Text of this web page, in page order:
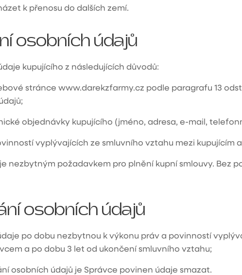
k přenosu do dalších zemí.
osobních údajů
kupujícího z následujících důvodů:
stránce www.darekzfarmy.cz podle paragrafu 13
objednávky kupujícího (jméno, adresa, e-mail,
vyplývajících ze smluvního vztahu mezi kupujícím
nezbytným požadavkem pro plnění kupní smlouvy. Bez
osobních údajů
po dobu nezbytnou k výkonu práv a povinností
a po dobu 3 let od ukončení smluvního vztahu;
osobních údajů je Správce povinen údaje smazat.